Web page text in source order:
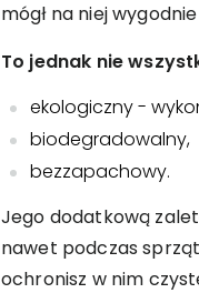
mógł na niej
To jednak nie
ekologiczny -
biodegradowalny,
bezzapachowy.
Jego dodatkową
nawet podczas
ochronisz w nim